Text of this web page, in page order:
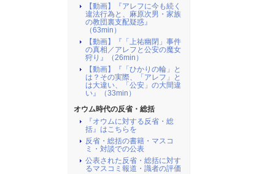
【動画】『アレフに今も続く
違法行為と、麻原次男・家族
の教団裏支配疑惑』
（63min）
【動画】『「上祐幽閉」事件
の真相／アレフと公安の魔女
狩り』（26min）
【動画】『「ひかりの輪」と
は？その実際、「アレフ」と
は大違い、「公安」の大間違
い』（33min）
オウム時代の反省・総括
『オウムに対する反省・総
括』はこちらを
反省・総括の書籍・マスコ
ミ・対談での公表
公表された反省・総括に対す
るマスコミ報道・識者の評価